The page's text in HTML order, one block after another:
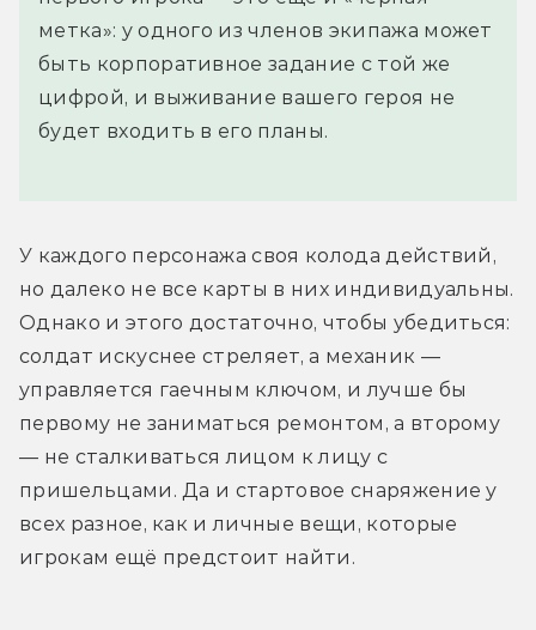
метка»: у одного из членов экипажа может
быть корпоративное задание с той же
цифрой, и выживание вашего героя не
будет входить в его планы.
У каждого персонажа своя колода действий,
но далеко не все карты в них индивидуальны.
Однако и этого достаточно, чтобы убедиться:
солдат искуснее стреляет, а механик —
управляется гаечным ключом, и лучше бы
первому не заниматься ремонтом, а второму
— не сталкиваться лицом к лицу с
пришельцами. Да и стартовое снаряжение у
всех разное, как и личные вещи, которые
игрокам ещё предстоит найти.